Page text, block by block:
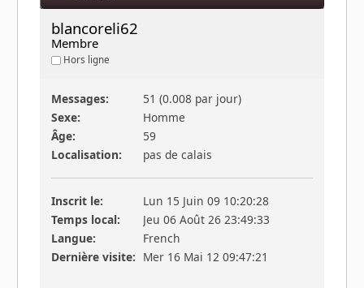
blancoreli62
Membre
Hors ligne
Messages:
51 (0.008 par jour)
Sexe:
Homme
Âge:
59
Localisation:
pas de calais
Inscrit le:
Lun 15 Juin 09 10:20:28
Temps local:
Jeu 06 Août 26 23:49:33
Langue:
French
Dernière visite: Mer 16 Mai 12 09:47:21